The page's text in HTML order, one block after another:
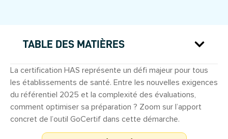
La certification HAS représente un défi majeur pour tous
les établissements de santé. Entre les nouvelles exigences
du référentiel 2025 et la complexité des évaluations,
comment optimiser sa préparation ? Zoom sur l’apport
concret de l’outil GoCertif dans cette démarche.
TABLE DES MATIÈRES